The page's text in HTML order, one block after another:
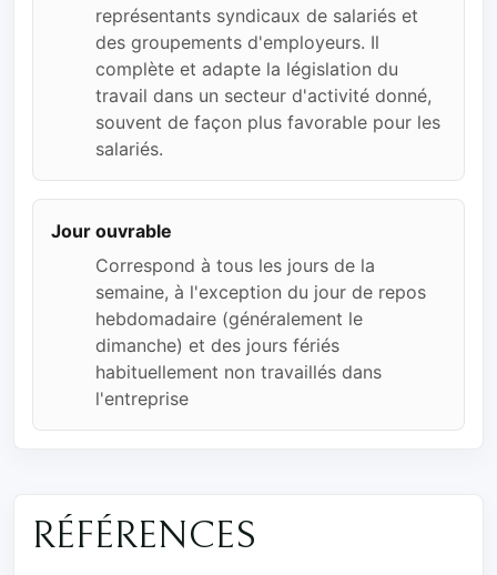
représentants syndicaux de salariés et
des groupements d'employeurs. Il
complète et adapte la législation du
travail dans un secteur d'activité donné,
souvent de façon plus favorable pour les
salariés.
Jour ouvrable
Correspond à tous les jours de la
semaine, à l'exception du jour de repos
hebdomadaire (généralement le
dimanche) et des jours fériés
habituellement non travaillés dans
l'entreprise
RÉFÉRENCES